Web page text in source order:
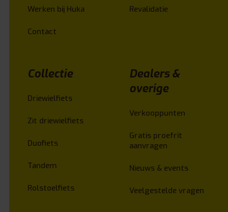
Werken bij Huka
Contact
Revalidatie
Collectie
Driewielfiets
Zit driewielfiets
Duofiets
Tandem
Rolstoelfiets
Dealers &
overige
Verkooppunten
Gratis proefrit
aanvragen
Nieuws & events
Veelgestelde vragen